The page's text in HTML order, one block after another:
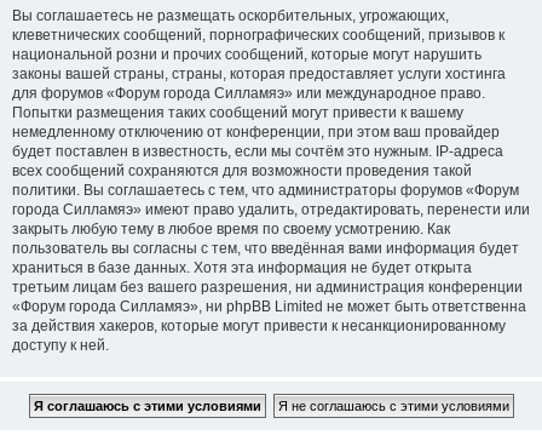
Вы соглашаетесь не размещать оскорбительных, угрожающих,
клеветнических сообщений, порнографических сообщений, призывов к
национальной розни и прочих сообщений, которые могут нарушить
законы вашей страны, страны, которая предоставляет услуги хостинга
для форумов «Форум города Силламяэ» или международное право.
Попытки размещения таких сообщений могут привести к вашему
немедленному отключению от конференции, при этом ваш провайдер
будет поставлен в известность, если мы сочтём это нужным. IP-адреса
всех сообщений сохраняются для возможности проведения такой
политики. Вы соглашаетесь с тем, что администраторы форумов «Форум
города Силламяэ» имеют право удалить, отредактировать, перенести или
закрыть любую тему в любое время по своему усмотрению. Как
пользователь вы согласны с тем, что введённая вами информация будет
храниться в базе данных. Хотя эта информация не будет открыта
третьим лицам без вашего разрешения, ни администрация конференции
«Форум города Силламяэ», ни phpBB Limited не может быть ответственна
за действия хакеров, которые могут привести к несанкционированному
доступу к ней.